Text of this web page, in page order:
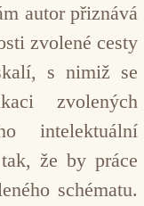
autor přiznává
zvolené cesty
s nimiž se
zvolených
intelektuální
že by práce
schématu.